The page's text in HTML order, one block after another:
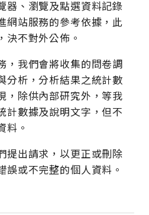
器、瀏覽及點選資料記錄
網站服務的參考依據，此
決不對外公佈。
，我們會將收集的問卷調
分析，分析結果之統計數
，除供內部研究外，等我
計數據及說明文字，但不
料。
提出請求，以更正或刪除
誤或不完整的個人資料。